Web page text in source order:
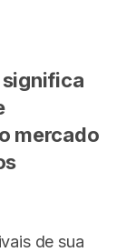
mercado
de sua